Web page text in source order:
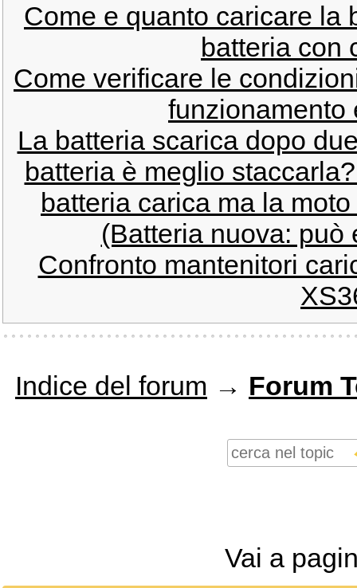
Come e quanto caricare la
batteria con
Come verificare le
funzionamento
La batteria scarica dopo
batteria è meglio
batteria carica ma la
(Batteria nuova: può
Confronto mantenitori
Indice del forum → Forum
Vai a